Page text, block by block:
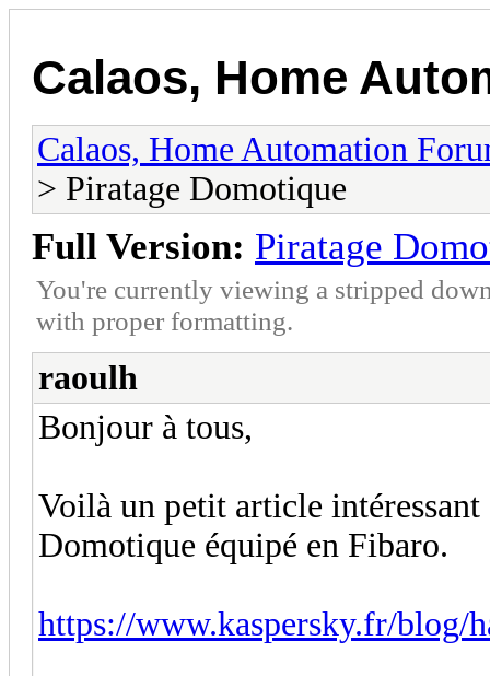
Calaos, Home
Calaos, Home Automation
> Piratage Domotique
Full Version: Piratage
You're currently viewing a stripped
with proper formatting.
raoulh
Bonjour à tous,
Voilà un petit article intéressant
Domotique équipé en Fibaro.
https://www.kaspersky.fr/blog/